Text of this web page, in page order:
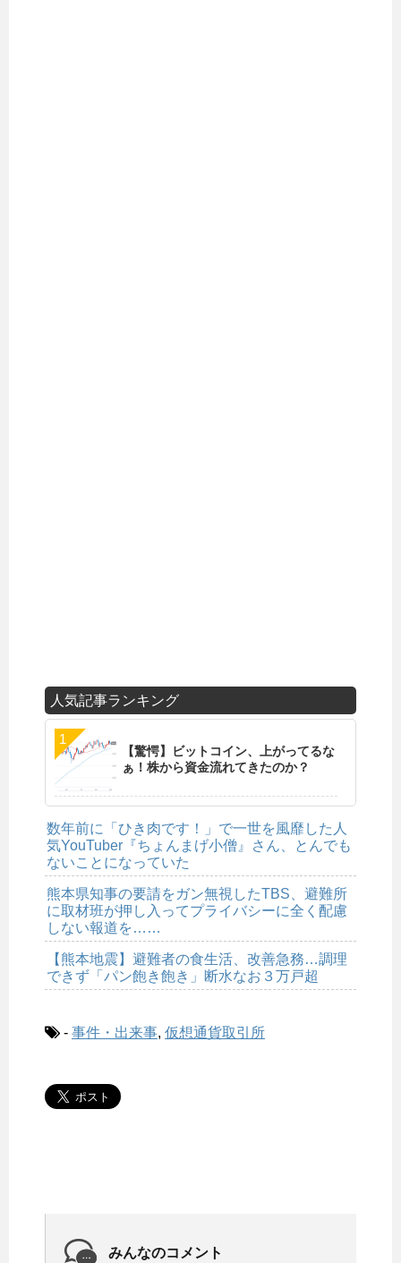
人気記事ランキング
【驚愕】ビットコイン、上がってるな
ぁ！株から資金流れてきたのか？
数年前に「ひき肉です！」で一世を風靡した人
気YouTuber『ちょんまげ小僧』さん、とんでも
ないことになっていた
熊本県知事の要請をガン無視したTBS、避難所
に取材班が押し入ってプライバシーに全く配慮
しない報道を……
【熊本地震】避難者の食生活、改善急務…調理
できず「パン飽き飽き」断水なお３万戸超
- 事件・出来事, 仮想通貨取引所
みんなのコメント